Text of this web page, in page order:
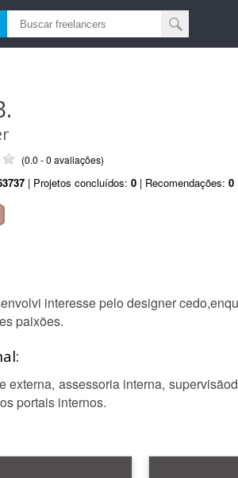
(0.0 - 0 avaliações)
| Projetos concluídos: 0 | Recomendações: 0
interesse pelo designer
paixões.
assessoria interna,
portais internos.